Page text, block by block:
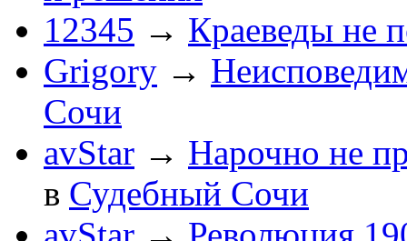
12345 → Краеведы не
Grigory →
Сочи
avStar → Нарочно не
в Судебный Сочи